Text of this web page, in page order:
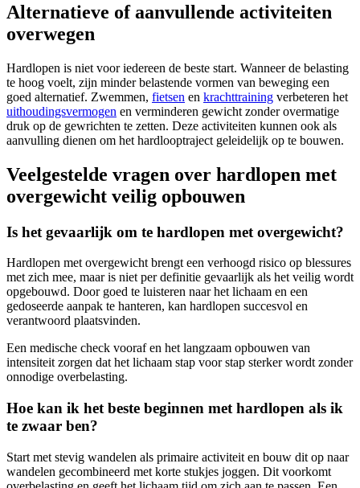
Alternatieve of aanvullende activiteiten
overwegen
Hardlopen is niet voor iedereen de beste start. Wanneer de belasting
te hoog voelt, zijn minder belastende vormen van beweging een
goed alternatief. Zwemmen, fietsen en krachttraining verbeteren het
uithoudingsvermogen en verminderen gewicht zonder overmatige
druk op de gewrichten te zetten. Deze activiteiten kunnen ook als
aanvulling dienen om het hardlooptraject geleidelijk op te bouwen.
Veelgestelde vragen over hardlopen met
overgewicht veilig opbouwen
Is het gevaarlijk om te hardlopen met overgewicht?
Hardlopen met overgewicht brengt een verhoogd risico op blessures
met zich mee, maar is niet per definitie gevaarlijk als het veilig wordt
opgebouwd. Door goed te luisteren naar het lichaam en een
gedoseerde aanpak te hanteren, kan hardlopen succesvol en
verantwoord plaatsvinden.
Een medische check vooraf en het langzaam opbouwen van
intensiteit zorgen dat het lichaam stap voor stap sterker wordt zonder
onnodige overbelasting.
Hoe kan ik het beste beginnen met hardlopen als ik
te zwaar ben?
Start met stevig wandelen als primaire activiteit en bouw dit op naar
wandelen gecombineerd met korte stukjes joggen. Dit voorkomt